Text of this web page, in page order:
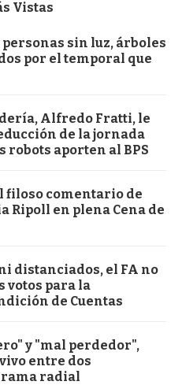
Vistas
sin luz, árboles
por el temporal que
Alfredo Fratti, le
de la jornada
robots aporten al BPS
filoso comentario de
Ripoll en plena Cena de
distanciados, el FA no
votos para la
de Cuentas
y "mal perdedor",
entre dos
radial